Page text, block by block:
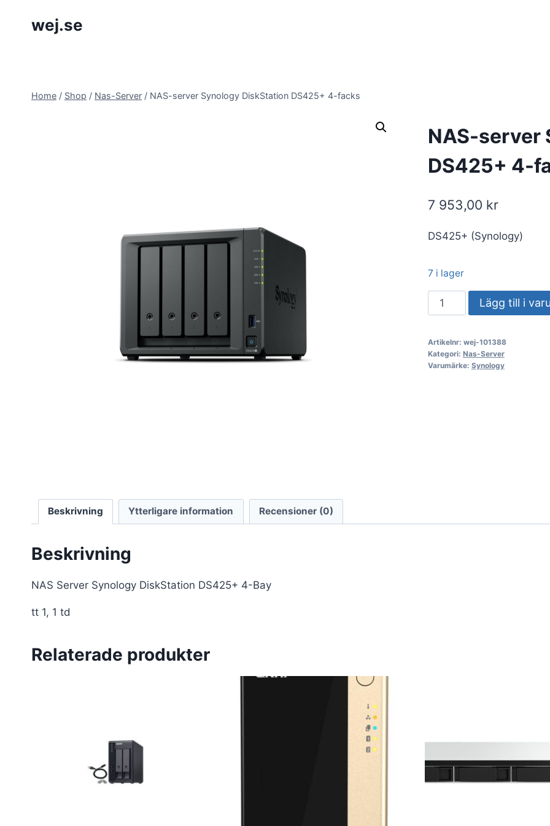
wej.se
Home / Shop / Nas-Server / NAS-server Synology DiskStation DS425+ 4-facks
NAS-server
DS425+ 4-
7 953,00 kr
DS425+ (Synology)
7 i lager
NAS-
server
DiskStation
DS425+
Lägg till i
Artikelnr: wej-101388
Kategori: Nas-Server
Varumärke: Synology
Beskrivning Ytterligare information Recensioner (0)
Beskrivning
NAS Server Synology DiskStation DS425+ 4-Bay
tt 1, 1 td
Relaterade produkter